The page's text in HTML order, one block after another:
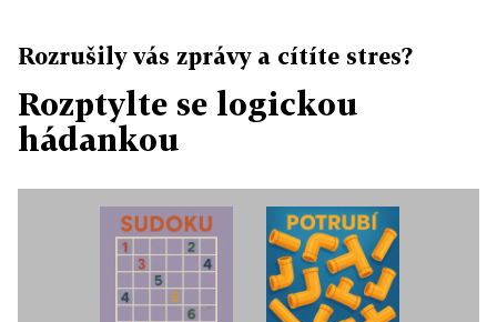
Rozrušily vás zprávy a cítíte stres?
Rozptylte se logickou
hádankou